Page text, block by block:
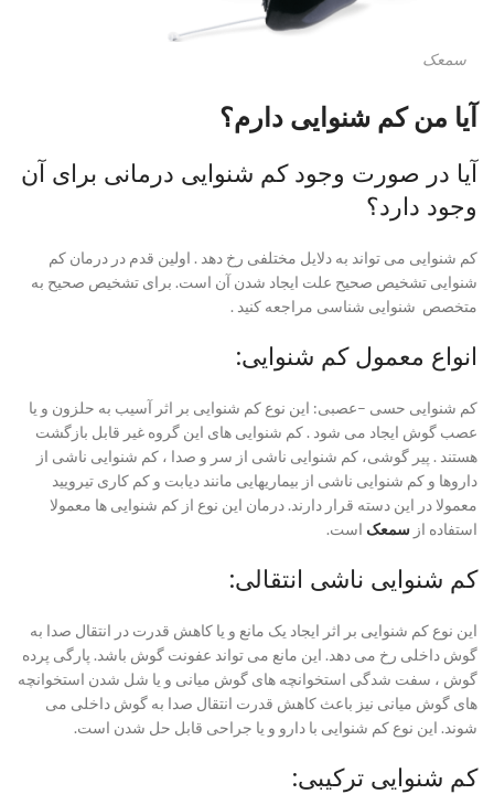
سمعک
آیا من کم شنوایی دارم؟
آیا در صورت وجود کم شنوایی درمانی برای آن
وجود دارد؟
کم شنوایی می تواند به دلایل مختلفی رخ دهد . اولین قدم در درمان کم
شنوایی تشخیص صحیح علت ایجاد شدن آن است. برای تشخیص صحیح به
متخصص شنوایی شناسی مراجعه کنید .
انواع معمول کم شنوایی:
کم شنوایی حسی –عصبی: این نوع کم شنوایی بر اثر آسیب به حلزون و یا
عصب گوش ایجاد می شود . کم شنوایی های این گروه غیر قابل بازگشت
هستند . پیر گوشی، کم شنوایی ناشی از سر و صدا ، کم شنوایی ناشی از
داروها و کم شنوایی ناشی از بیماریهایی مانند دیابت و کم کاری تیرویید
معمولا در این دسته قرار دارند. درمان این نوع از کم شنوایی ها معمولا
استفاده از سمعک است.
کم شنوایی ناشی انتقالی:
این نوع کم شنوایی بر اثر ایجاد یک مانع و یا کاهش قدرت در انتقال صدا به
گوش داخلی رخ می دهد. این مانع می تواند عفونت گوش باشد. پارگی پرده
گوش ، سفت شدگی استخوانچه های گوش میانی و یا شل شدن استخوانچه
های گوش میانی نیز باعث کاهش قدرت انتقال صدا به گوش داخلی می
شوند. این نوع کم شنوایی با دارو و یا جراحی قابل حل شدن است.
کم شنوایی ترکیبی: